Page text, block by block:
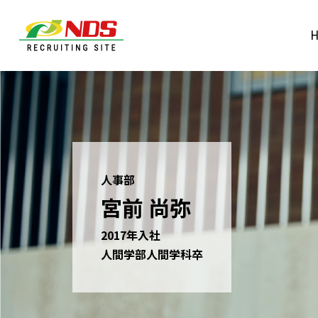
人事部
宮前 尚弥
2017年入社
人間学部人間学科卒